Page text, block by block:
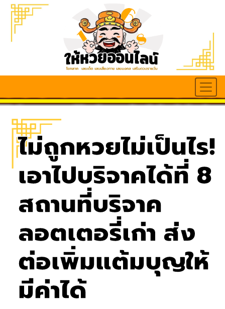
ไม่ถูกหวยไม่เป็นไร!
เอาไปบริจาคได้ที่ 8
สถานที่บริจาค
ลอตเตอรี่เก่า ส่ง
ต่อเพิ่มแต้มบุญให้
มีค่าได้